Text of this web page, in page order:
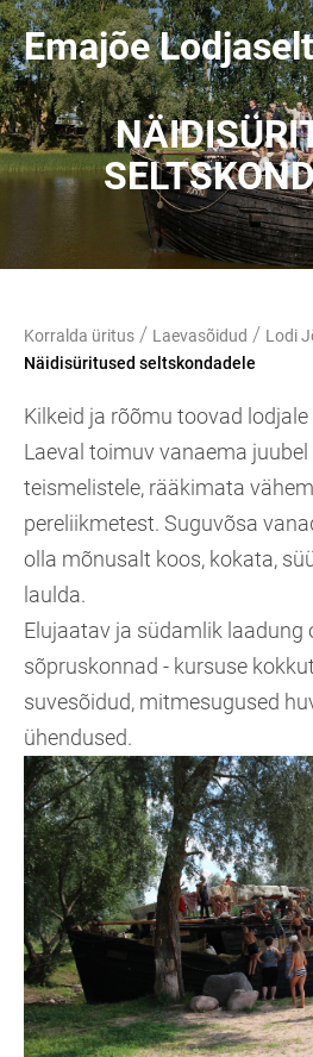
Emajõe
Korralda üritus / Laevasõidud / Lodi
Näidisüritused seltskondadele
Kilkeid ja rõõmu toovad
Laeval toimuv vanaema juubel
teismelistele, rääkimata
pereliikmetest. Suguvõsa
olla mõnusalt koos, kokata,
laulda.
Elujaatav ja südamlik laadung
sõpruskonnad - kursuse
suvesõidud, mitmesugused
ühendused.